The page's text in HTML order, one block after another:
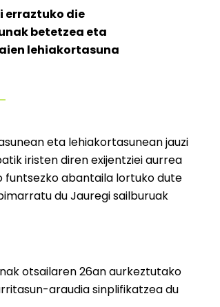
erraztuko die
betetzea eta
lehiakortasuna
eta lehiakortasunean jauzi
iristen diren exijentziei aurrea
funtsezko abantaila lortuko dute
du Jauregi sailburuak
otsailaren 26an aurkeztutako
araudia sinplifikatzea du